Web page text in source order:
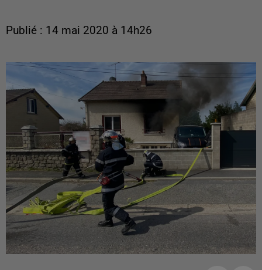
Publié : 14 mai 2020 à 14h26